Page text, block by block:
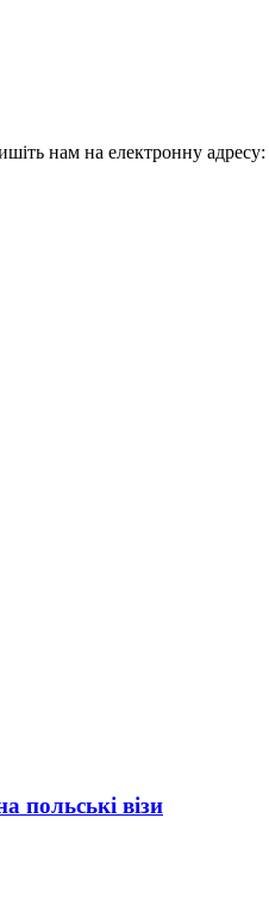
нам на електронну адресу:
польські візи